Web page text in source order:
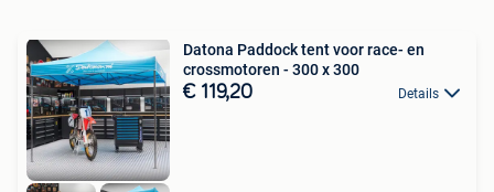
Datona Paddock tent voor race- en
crossmotoren - 300 x 300
€ 119,20 Details